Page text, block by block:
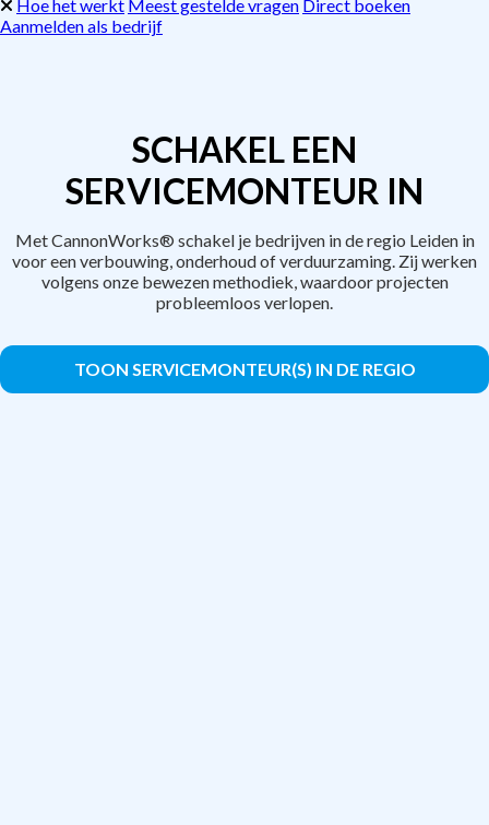
Hoe het werkt Meest gestelde vragen Direct boeken
Aanmelden als bedrijf
SCHAKEL EEN
SERVICEMONTEUR IN
Met CannonWorks® schakel je bedrijven in de regio Leiden in
voor een verbouwing, onderhoud of verduurzaming. Zij werken
volgens onze bewezen methodiek, waardoor projecten
probleemloos verlopen.
TOON SERVICEMONTEUR(S) IN DE REGIO